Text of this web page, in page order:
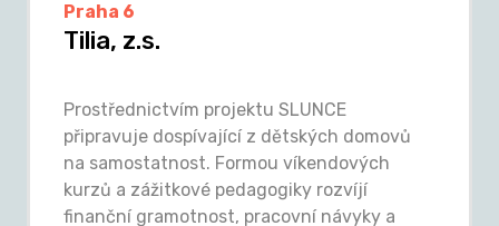
Praha 6
Tilia, z.s.
Prostřednictvím projektu SLUNCE
připravuje dospívající z dětských domovů
na samostatnost. Formou víkendových
kurzů a zážitkové pedagogiky rozvíjí
finanční gramotnost, pracovní návyky a